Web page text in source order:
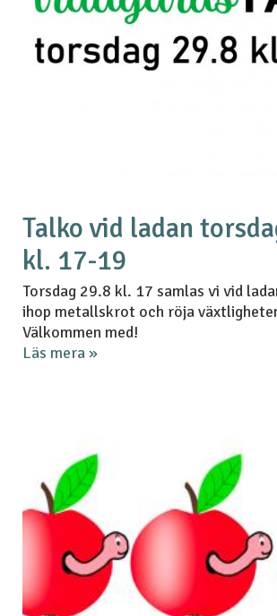
Talko vid ladan
kl. 17-19
Torsdag 29.8 kl. 17 samlas vi vid
ihop metallskrot och röja
Välkommen med!
Läs mera »